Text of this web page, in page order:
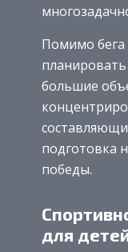
Помимо бега
большие
подготовка
победы.
для